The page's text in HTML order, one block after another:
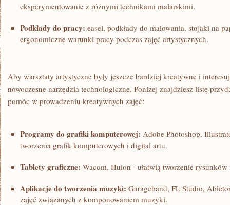
eksperymentowanie z różnymi technikami malarskimi.
Podkłady do⁢ pracy: easel, podkłady do‍ malowania, ⁣stojaki ‌na
ergonomiczne warunki pracy podczas zajęć⁤ artystycznych.
Aby warsztaty artystyczne ⁢były jeszcze ​bardziej kreatywne i
nowoczesne narzędzia technologiczne. Poniżej znajdziesz​ listę
pomóc w prowadzeniu kreatywnych zajęć:
Programy do grafiki komputerowej: Adobe Photoshop,
tworzenia grafik komputerowych i digital artu.
Tablety graficzne: Wacom, Huion -⁣ ułatwią tworzenie
Aplikacje do‍ tworzenia muzyki: Garageband, FL ‌Studio,
zajęć związanych z komponowaniem muzyki.